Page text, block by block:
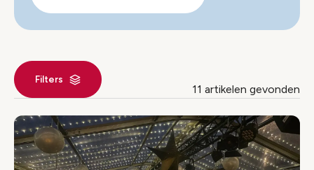
Filters
11 artikelen gevonden
Nieuws index